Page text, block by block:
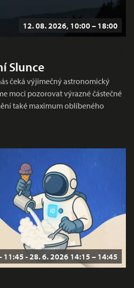
12. 08. 2026, 10:00 – 18:00
Slunce
čeká výjimečný astronomický
moci pozorovat výrazné částečné
také maximum oblíbeného
11:45 - 28. 6. 2026 14:15 – 14:45